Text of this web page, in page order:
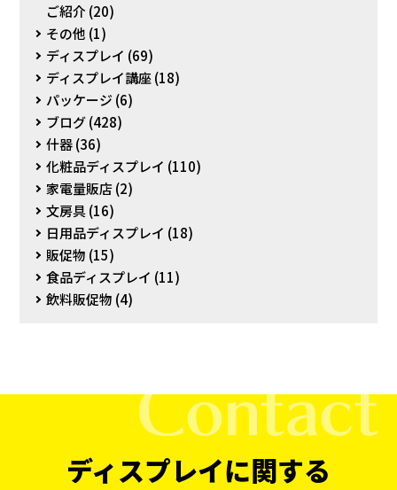
ご紹介 (20)
その他 (1)
ディスプレイ (69)
ディスプレイ講座(18)
パッケージ (6)
ブログ(428)
什器(36)
化粧品ディスプレイ (110)
家電量販店(2)
文房具(16)
日用品ディスプレイ (18)
販促物 (15)
食品ディスプレイ (11)
飲料販促物 (4)
ディスプレイに関する